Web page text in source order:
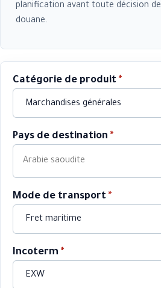
planification avant toute décision
douane.
Catégorie de produit *
Pays de destination *
Mode de transport *
Incoterm *